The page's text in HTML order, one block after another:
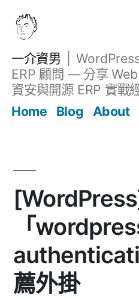
一介資男
ERP 顧問 — 分享
資安與開源 ERP 實戰
Home
Blog About
「
薦外掛
文章